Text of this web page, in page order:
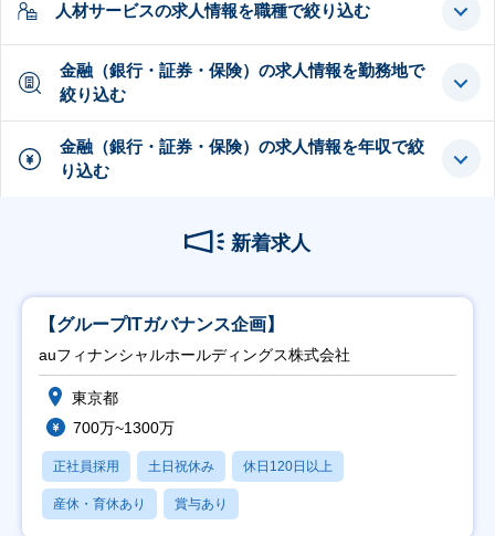
人材サービスの求人情報を職種で絞り込む
金融（銀行・証券・保険）の求人情報を勤務地で
絞り込む
金融（銀行・証券・保険）の求人情報を年収で絞
り込む
新着求人
【グループITガバナンス企画】
auフィナンシャルホールディングス株式会社
東京都
700万~1300万
正社員採用 土日祝休み 休日120日以上
産休・育休あり 賞与あり